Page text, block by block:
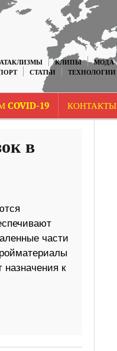
КЛИПЫ МОДА
СТАТЬИ ТЕХНОЛОГИИ
19 КОНТАКТЫ
в
части
к